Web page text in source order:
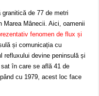
de 77 de metri
Mânecii. Aici, oamenii
fenomen de flux și
și comunicația cu
refluxului devine peninsulă și
în care se află 41 de
cu 1979, acest loc face